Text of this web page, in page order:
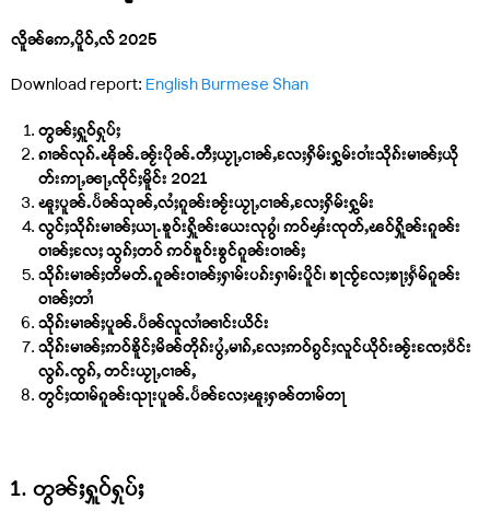
လိူၼ်ဢေႇပိူဝ်ႇလ် 2025
Download report:EnglishBurmese Shan
တွၼ်ႈႁူဝ်ႁုပ်ႈ
ၵၢၼ်လုၵ်ႉၽိုၼ်ႉၼႂ်းပိုၼ်ႉတီႈယႂႃႇငၢၼ်ႇလႄႈႁိမ်းႁွမ်းဝၢႆးသိုၵ်းမၢၼ်ႈယို
တ်းဢႃႇၼႃႇၸိုင်ႈမိူင်း 2021
ၽူႈပူၼ်ႉပႅၼ်သုၼ်ႇလႆႈၵူၼ်းၼႂ်းယႂႃႇငၢၼ်ႇလႄႈႁိမ်းႁွမ်း
လွင်ႈသိုၵ်းမၢၼ်ႈယႃႉၶူဝ်းႁိူၼ်းယေးလုၵွႆ၊ ဢဝ်ၾႆးၸုတ်ႇၽဝ်ႁိူၼ်းၵူၼ်း
ဝၢၼ်ႈလႄႈ သွၵ်ႈတဝ် ဢဝ်ၶူဝ်းၶွင်ၵူၼ်းဝၢၼ်ႈ
သိုၵ်းမၢၼ်ႈတိမတ်ႉၵူၼ်းဝၢၼ်ႈႁၢမ်းပၵ်းႁၢမ်းပိူင်၊ ၶႃၸႂ်လႄႈၶႃႈႁႅမ်ၵူၼ်း
ဝၢၼ်ႈတၢႆ
သိုၵ်းမၢၼ်ႈပူၼ်ႉပႅၼ်လူလၢႆၼၢင်းယိင်း
သိုၵ်းမၢၼ်ႈဢဝ်ၶိူင်ႈမိၼ်တိုၵ်းပွႆႇမၢၵ်ႇလႄႈဢဝ်ၵွင်ႈလူင်ယိုဝ်းၼႂ်းၸႄႈဝဵင်း
လွၵ်ႉၸွၵ်ႇ တင်းယႂႃႇငၢၼ်ႇ
တွင်ႈထၢမ်ၵူၼ်းၺႃးပူၼ်ႉပႅၼ်လႄႈၽူႈႁၼ်တၢမ်တႃ
1. တွၼ်ႈႁူဝ်ႁုပ်ႈ